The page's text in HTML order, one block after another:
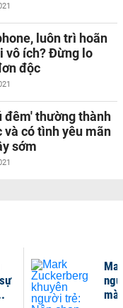
luôn trì hoãn
vô ích? Đừng lo
độc
đêm' thường thành
có tình yêu mãn
sớm
mà